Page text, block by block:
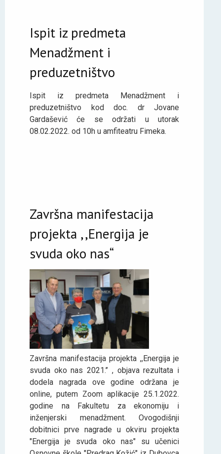
Ispit iz predmeta
Menadžment i
preduzetništvo
Ispit iz predmeta Menadžment i
preduzetništvo kod doc. dr Jovane
Gardašević će se održati u utorak
08.02.2022. od 10h u amfiteatru Fimeka.
Završna manifestacija
projekta ,,Energija je
svuda oko nas“
Završna manifestacija projekta ,,Energija je
svuda oko nas 2021.’’ , objava rezultata i
dodela nagrada ove godine održana je
online, putem Zoom aplikacije 25.1.2022.
godine na Fakultetu za ekonomiju i
inženjerski menadžment. Ovogodišnji
dobitnici prve nagrade u okviru projekta
"Energija je svuda oko nas" su učenici